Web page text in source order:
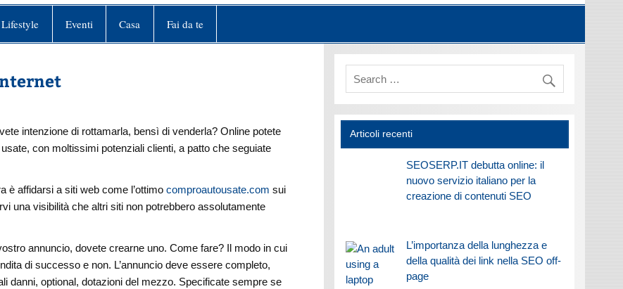
Lifestyle Eventi Casa Fai da te
intenzione di rottamarla, bensì di venderla? Online potete
con moltissimi potenziali clienti, a patto che seguiate
è affidarsi a siti web come l’ottimocomproautousate.com sui
una visibilità che altri siti non potrebbero assolutamente
annuncio, dovete crearne uno. Come fare? Il modo in cui
di successo e non. L’annuncio deve essere completo,
danni, optional, dotazioni del mezzo. Specificate sempre se
Articoli recenti
SEOSERP.IT debutta online: il
nuovo servizio italiano per la
creazione di contenuti SEO
L’importanza della lunghezza e
della qualità dei link nella SEO off-
page